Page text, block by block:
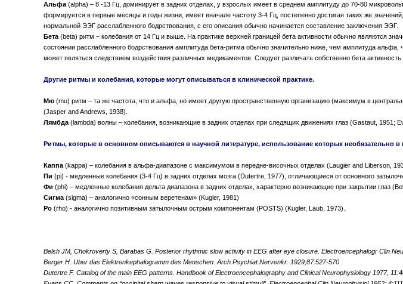
Альфа (alpha) – 8 -13 Гц, доминирует в задних отделах, у взрослых имеет в среднем амплитуду до 70-80
формируется в первые месяцы и годы жизни, имеет вначале частоту 3-4 Гц, постепенно достигая таких же
нормальной ЭЭГ расслабленного бодрствования, с его описания обычно начинается составление заключения ЭЭГ.
Бета (beta) ритм – колебания от 14 Гц и выше. На практике верхней границей бета активности обычно являются
состоянии расслабленного бодрствования амплитуда бета-ритма обычно значительно ниже, чем амплитуда
может являться следствием воздействия различных медикаментов. Следует различать собственно бета
Другие ритмы и колебания, которые могут описываться в клинической практике.
Мю (mu) ритм – та же частота, что и альфа, но имеет другую пространственную организацию (максимум в
(Jasper and Andrews, 1938).
Лямбда (lambda) волны – колебания, возникающие в задних отделах при следящих движениях глаз (Gastaut, 1951;
Ритмы, которые в основном описываются в научной литературе, использование которых необязательно в
Каппа (kappa) – колебания в альфа-диапазоне с максимумом в передне-височных отделах (Laugier and Liberson,
Пи (pi) - медленные колебания (3-4 Гц) в задних отделах мозга (Dutertre, 1977), отличающиеся от основного
Фи (phi) – медленные колебания дельта диапазона в задних отделах, характерно возникающие при закрытии глаз
Сигма (sigma) – аналогично «сонным веретенам» (Kugler, 1981)
Ро (rho) - аналогично позитивным затылочным острым компонентам (POSTS) (Kugler, Laub, 1973).
Belsh JM, Chokroverty S, Barabas G. Posterior rhythmic slow activity in EEG after eye closure. Electroencephalogr Clin
Berger H. Uber das Elektrenkephalogramm des Menschen. Arch.Psychiat.Nervenkr. 1929;87:527-570
Dutertre F. Catalog of the main EEG patterns. Handbook of Electroencephalography and Clinical Neurophysiology 1977,